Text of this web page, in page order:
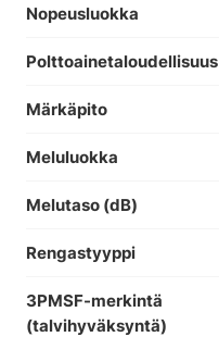
Nopeusluokka
Polttoainetaloudellisuus
Märkäpito
Meluluokka
Melutaso (dB)
Rengastyyppi
3PMSF-merkintä
(talvihyväksyntä)